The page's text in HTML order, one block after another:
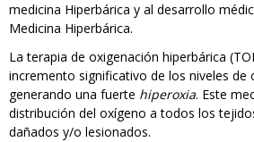
medicina Hiperbárica y al desarrollo
Medicina Hiperbárica.
La terapia de oxigenación hiperbárica
incremento significativo de los niveles de
generando una fuerte hiperoxia. Este
distribución del oxígeno a todos los
dañados y/o lesionados.